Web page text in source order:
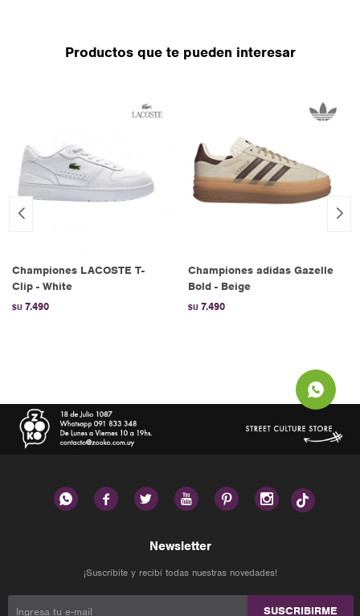
Productos que te pueden interesar
Championes LACOSTE T-
Clip - White
$U 7.490
Championes adidas Gazelle
Bold - Beige
$U 7.490
     
Newsletter
¡Suscribite y recibí todas nuestras novedades!
SUSCRIBIRME